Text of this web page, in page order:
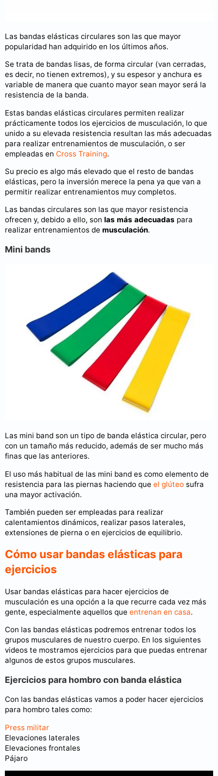
Las bandas elásticas circulares son las que mayor
popularidad han adquirido en los últimos años.
Se trata de bandas lisas, de forma circular (van cerradas,
es decir, no tienen extremos), y su espesor y anchura es
variable de manera que cuanto mayor sean mayor será la
resistencia de la banda.
Estas bandas elásticas circulares permiten realizar
prácticamente todos los ejercicios de musculación, lo que
unido a su elevada resistencia resultan las más adecuadas
para realizar entrenamientos de musculación, o ser
empleadas en Cross Training.
Su precio es algo más elevado que el resto de bandas
elásticas, pero la inversión merece la pena ya que van a
permitir realizar entrenamientos muy completos.
Las bandas circulares son las que mayor resistencia
ofrecen y, debido a ello, son las más adecuadas para
realizar entrenamientos de musculación.
Mini bands
Las mini band son un tipo de banda elástica circular, pero
con un tamaño más reducido, además de ser mucho más
finas que las anteriores.
El uso más habitual de las mini band es como elemento de
resistencia para las piernas haciendo que el glúteo sufra
una mayor activación.
También pueden ser empleadas para realizar
calentamientos dinámicos, realizar pasos laterales,
extensiones de pierna o en ejercicios de equilibrio.
Cómo usar bandas elásticas para
ejercicios
Usar bandas elásticas para hacer ejercicios de
musculación es una opción a la que recurre cada vez más
gente, especialmente aquellos que entrenan en casa.
Con las bandas elásticas podremos entrenar todos los
grupos musculares de nuestro cuerpo. En los siguientes
videos te mostramos ejercicios para que puedas entrenar
algunos de estos grupos musculares.
Ejercicios para hombro con banda elástica
Con las bandas elásticas vamos a poder hacer ejercicios
para hombro tales como:
Press militar
Elevaciones laterales
Elevaciones frontales
Pájaro